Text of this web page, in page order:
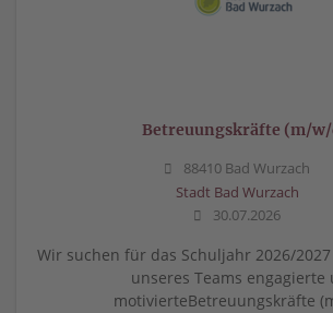
Betreuungskräfte (m/
88410 Bad Wurzach
Stadt Bad Wurzach
30.07.2026
Wir suchen für das Schuljahr 2026/
unseres Teams engagierte
motivierteBetreuungskräfte